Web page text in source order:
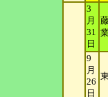
3
月
31
日
9
月
26
日